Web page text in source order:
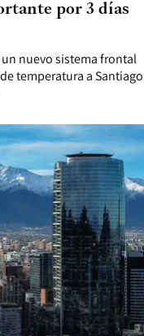
un nuevo sistema frontal
temperatura a Santiago
por 3 días